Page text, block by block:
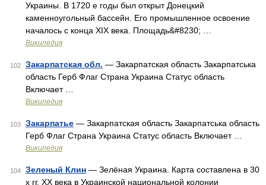
Украины. В 1720 е годы был открыт Донецкий
каменноугольный бассейн. Его промышленное освоение
началось с конца XIX века. Площадь&#8230; …
Википедия
102 Закарпатская обл. — Закарпатская область Закарпатська
область Герб Флаг Страна Украина Статус область
Включает …
Википедия
103 Закарпатье — Закарпатская область Закарпатська область
Герб Флаг Страна Украина Статус область Включает …
Википедия
104 Зеленый Клин — Зелёная Украина. Карта составлена в 30
х гг. XX века в Украинской национальной колонии